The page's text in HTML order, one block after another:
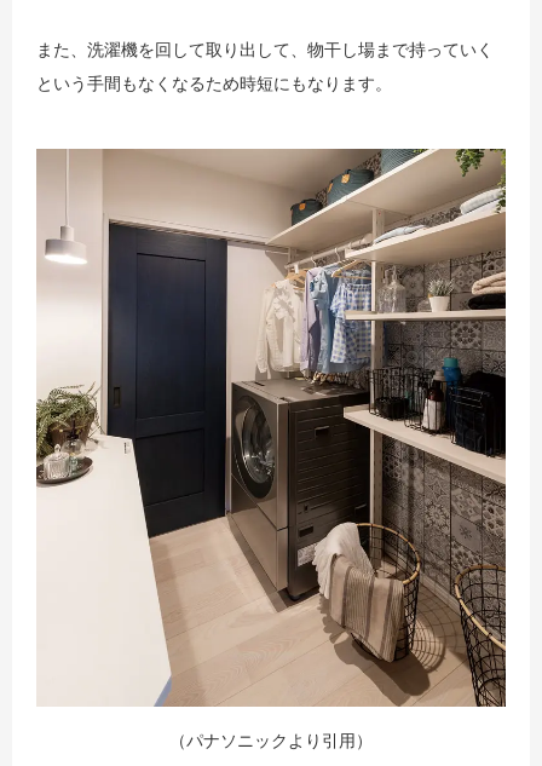
また、洗濯機を回して取り出して、物干し場まで持っていく
という手間もなくなるため時短にもなります。
（パナソニックより引用）